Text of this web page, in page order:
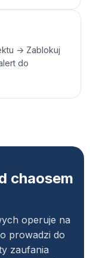
-> Zablokuj
do
chaosem
operuje na
prowadzi do
zaufania